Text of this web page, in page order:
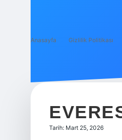
Anasayfa Gizlilik Politikası
Tarih: Mart 25, 2026